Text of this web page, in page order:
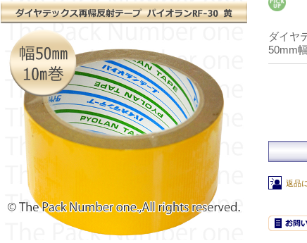
ダイヤ
50mm
返品